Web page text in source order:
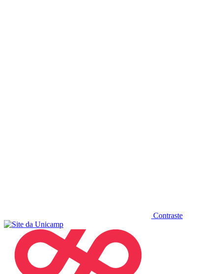
Contraste